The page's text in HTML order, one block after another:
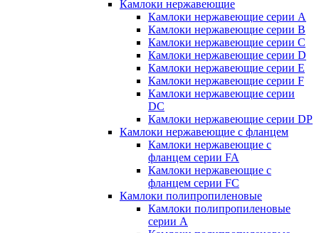
Камлоки нержавеющие
Камлоки нержавеющие серии А
Камлоки нержавеющие серии В
Камлоки нержавеющие серии C
Камлоки нержавеющие серии D
Камлоки нержавеющие серии E
Камлоки нержавеющие серии F
Камлоки нержавеющие серии
DC
Камлоки нержавеющие серии DP
Камлоки нержавеющие с фланцем
Камлоки нержавеющие с
фланцем серии FA
Камлоки нержавеющие с
фланцем серии FC
Камлоки полипропиленовые
Камлоки полипропиленовые
серии А